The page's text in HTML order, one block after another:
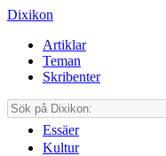
Dixikon
Artiklar
Teman
Skribenter
Essäer
Kultur